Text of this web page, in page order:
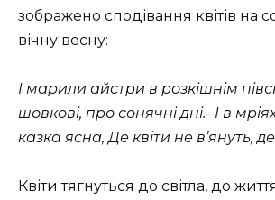
зображено сподівання квітів на
вічну весну:
І марили айстри в розкішнім
шовкові, про сонячні дні.- І в
казка ясна, Де квіти не в’януть,
Квіти тягнуться до світла, до